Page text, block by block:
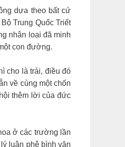
dựa theo bất cứ
Trung Quốc Triết
nhân loại đã minh
con đường.
cho là trái, điều đó
về cùng một chốn
thêm lời của đức
ở các trường lần
luận phê bình văn